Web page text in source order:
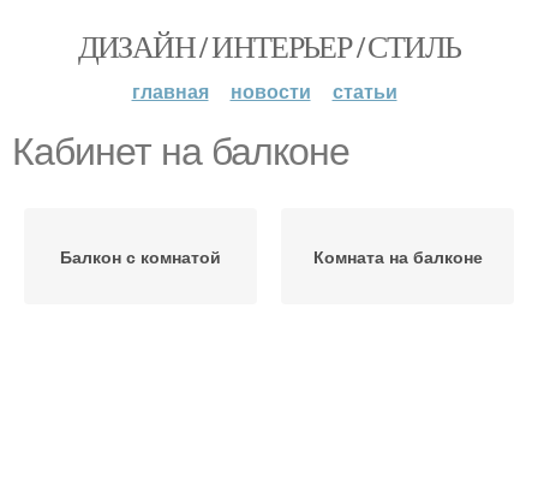
ДИЗАЙН / ИНТЕРЬЕР / СТИЛЬ
главная новости статьи
Кабинет на балконе
Балкон с комнатой Комната на балконе